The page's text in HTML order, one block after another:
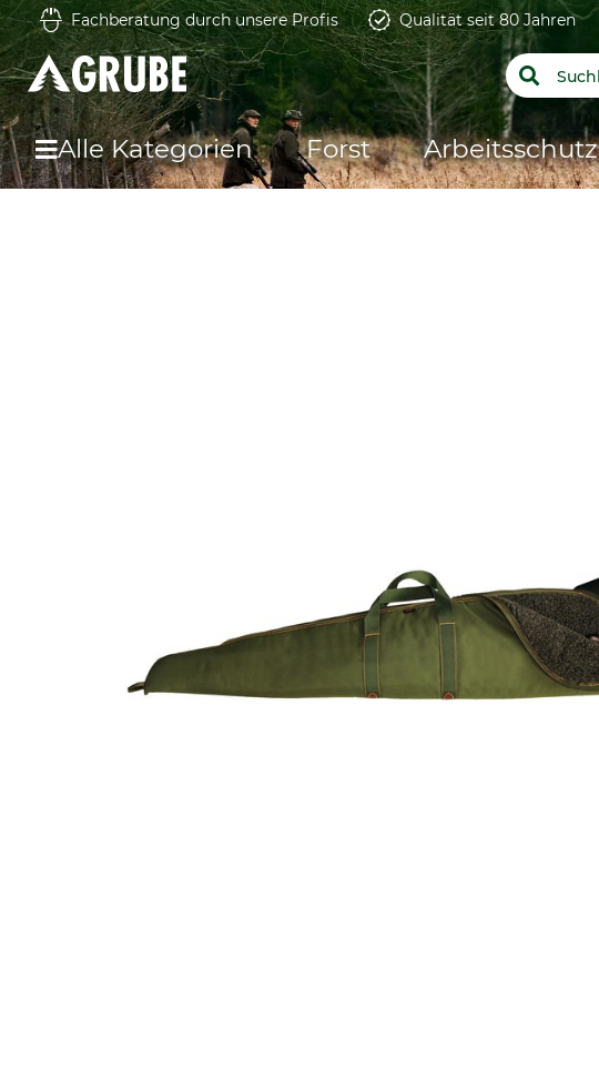
Fachberatung durch unsere Profis Qualität seit 80 Jahren
Alle Kategorien Forst Arbeitsschutz